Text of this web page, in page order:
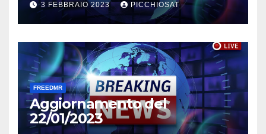
3 FEBBRAIO 2023 PICCHIOSAT
FREEDMR
Aggiornamento del
22/01/2023